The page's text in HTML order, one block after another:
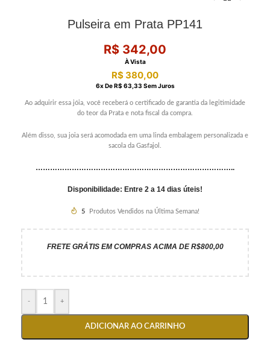
Pulseira em Prata PP141
R$ 342,00
À Vista
R$380,00
6X DeR$ 63,33 Sem Juros
Ao adquirir essa jóia, você receberá o certificado de garantia da legitimidade
do teor da Prata e nota fiscal da compra.
Além disso, sua joia será acomodada em uma linda embalagem personalizada e
sacola da Gasfajol.
………………………………………………………………………..
Disponibilidade: Entre 2 a 14 dias úteis!
5 Produtos Vendidos na Última Semana!
FRETE GRÁTIS EM COMPRAS ACIMA DE R$800,00
- +
ADICIONAR AO CARRINHO